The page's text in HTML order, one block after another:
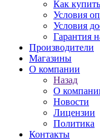
Как купить
Условия
Условия
Гарантия
Производители
Магазины
О компании
Назад
О
Новости
Лицензии
Политика
Контакты